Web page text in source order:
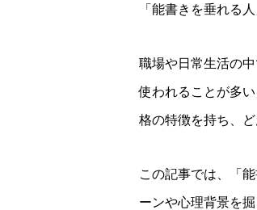
「能書きを垂れる
職場や日常生活の
使われることが多
格の特徴を持ち、
この記事では、「
ーンや心理背景を